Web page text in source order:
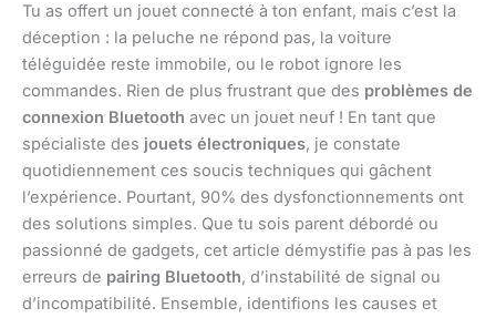
Tu as offert un jouet connecté à ton enfant, mais c’est la
déception : la peluche ne répond pas, la voiture
téléguidée reste immobile, ou le robot ignore les
commandes. Rien de plus frustrant que des problèmes de
connexion Bluetooth avec un jouet neuf ! En tant que
spécialiste des jouets électroniques, je constate
quotidiennement ces soucis techniques qui gâchent
l’expérience. Pourtant, 90% des dysfonctionnements ont
des solutions simples. Que tu sois parent débordé ou
passionné de gadgets, cet article démystifie pas à pas les
erreurs de pairing Bluetooth, d’instabilité de signal ou
d’incompatibilité. Ensemble, identifions les causes et